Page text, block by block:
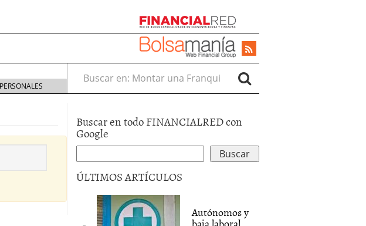
puedes
Buscar en:
Buscar en todo FINANCIALRED con
Google
ÚLTIMOS ARTÍCULOS
Autónomos y